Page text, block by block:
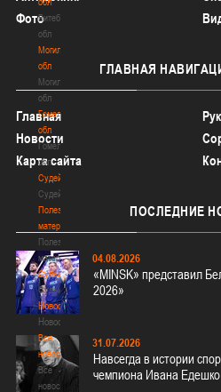
Витебская
обл
Могилевская
обл
Могилевская
обл
Гомельская
обл
Гомельская
обл
Судейство
Судейство
Полезные
материалы
Полезные
материалы
Судьи
Судьи
Новости
Новости
Все
новости
Все
новости
Фото
ГЛАВНАЯ
Главная
Новости
Карта сайта
ПОСЛЕДНИЕ
04.08.2026
«MINSK» представил
2026»
31.07.2026
Навсегда в истории
чемпиона Ивана Едешко